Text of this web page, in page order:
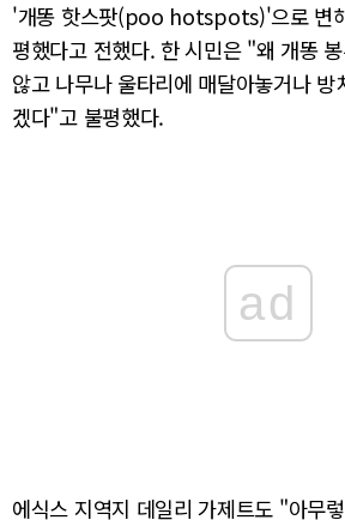
'개똥 핫스팟(poo hotspots)'으로 변
평했다고 전했다. 한 시민은 "왜 개똥
않고 나무나 울타리에 매달아놓거나
겠다"고 불평했다.
ad
에식스 지역지 데일리 가제트도 "아무